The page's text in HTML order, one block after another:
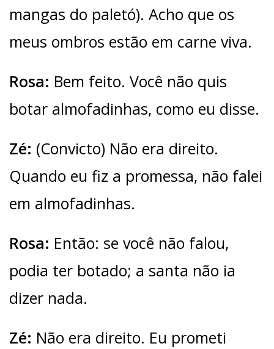
mangas do paletó). Acho que os
meus ombros estão em carne viva.
Rosa: Bem feito. Você não quis
botar almofadinhas, como eu disse.
Zé: (Convicto) Não era direito.
Quando eu fiz a promessa, não falei
em almofadinhas.
Rosa: Então: se você não falou,
podia ter botado; a santa não ia
dizer nada.
Zé: Não era direito. Eu prometi